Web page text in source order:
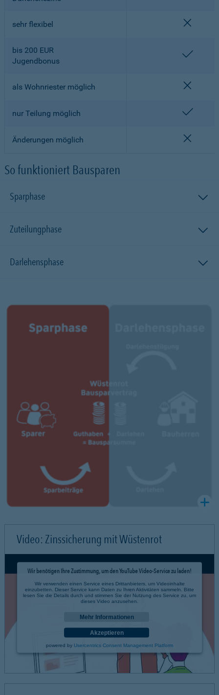
sehr flexibel
bis 200 EUR
Jugendbonus
als Wohnriester möglich
nur Teilung möglich
Änderungen möglich
So funktioniert Bausparen
Sparphase
Zuteilungphase
Darlehensphase
Video: Zinssicherung mit Wüstenrot
Wir benötigen Ihre Zustimmung, um den YouTube Video-Service zu laden!
Wir verwenden einen Service eines Drittanbieters, um Videoinhalte
einzubetten. Dieser Service kann Daten zu Ihren Aktivitäten sammeln. Bitte
lesen Sie die Details durch und stimmen Sie der Nutzung des Service zu, um
dieses Video anzusehen.
Mehr Informationen
Akzeptieren
powered by Usercentrics Consent Management Platform